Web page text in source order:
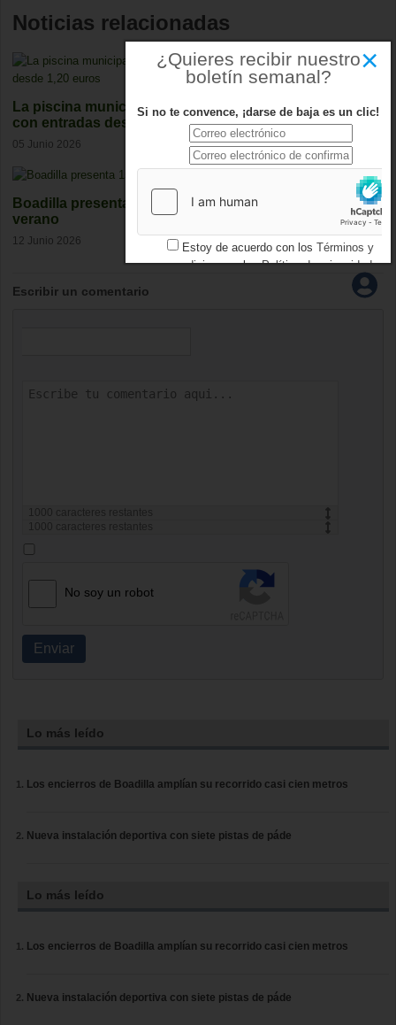
Noticias relacionadas
La piscina municipal de Boadilla abre este verano
con entradas desde 1,20 euros
05 Junio 2026
Boadilla presenta 150 actividades para su plan de
verano
12 Junio 2026
Escribir un comentario
1000
caracteres restantes
1000
caracteres restantes
No soy un robot
Enviar
Lo más leído
Los encierros de Boadilla amplían su recorrido casi cien metros
Nueva instalación deportiva con siete pistas de páde
Lo más leído
Los encierros de Boadilla amplían su recorrido casi cien metros
Nueva instalación deportiva con siete pistas de páde
×
¿Quieres recibir nuestro
boletín semanal?
Si no te convence, ¡darse de baja es un clic!
Estoy de acuerdo con los Términos y
condicionesy losPolítica de privacidad